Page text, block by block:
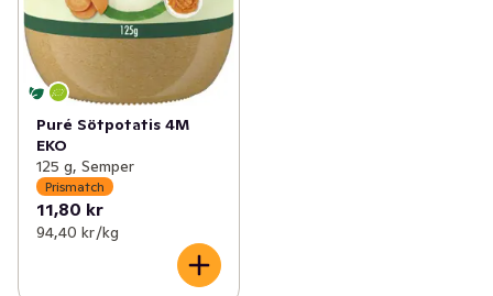
Puré Sötpotatis 4M
EKO
125 g, Semper
Prismatch
11,80 kr
94,40 kr /kg